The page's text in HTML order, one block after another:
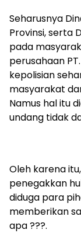
Seharusnya
Provinsi, serta
pada
perusahaan
kepolisian
masyarakat
Namus hal itu
undang tidak
Oleh karena
penegakkan
diduga para
memberikan
apa ???.